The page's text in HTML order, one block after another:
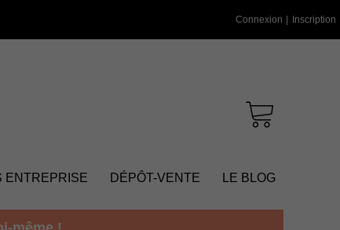
Connexion Inscription
ENTREPRISE DÉPÔT-VENTE LE BLOG